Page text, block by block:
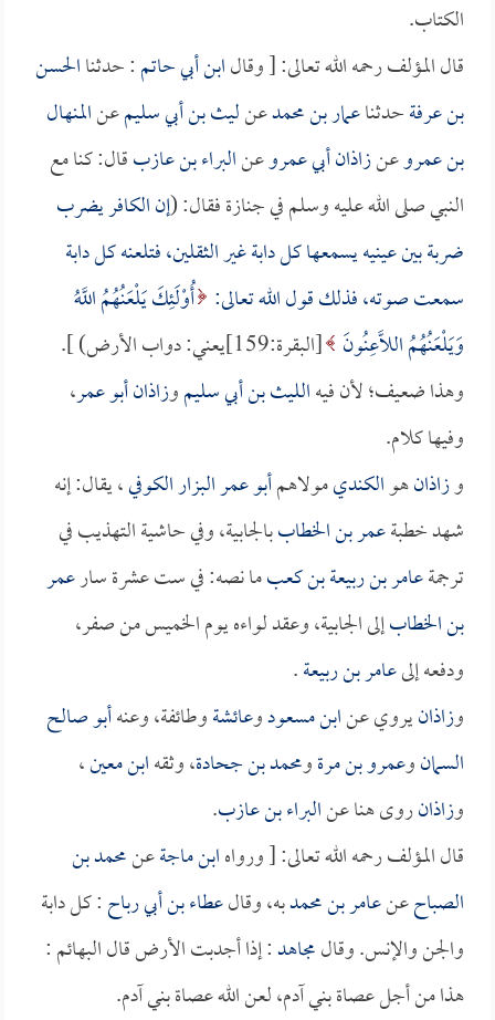
الكتاب.
قال المؤلف رحمه الله تعالى: [ وقالابن أبي حاتم: حدثناالحسن
بن عرفةحدثناعمار بن محمدعنليث بن أبي سليمعنالمنهال
بن عمروعنزاذان أبي عمروعنالبراء بن عازبقال: كنا مع
النبي صلى الله عليه وسلم في جنازة فقال: (إن الكافر يضرب
ضربة بين عينيه يسمعها كل دابة غير الثقلين، فتلعنه كل دابة
سمعت صوته، فذلك قول الله تعالى: أُوْلَئِكَ يَلْعَنُهُمُ اللَّهُ
وَيَلْعَنُهُمُ اللَّاعِنُونَ [البقرة:159]يعني: دواب الأرض) ].
وهذا ضعيف؛ لأن فيهالليث بن أبي سليموزاذان أبو عمر،
وفيها كلام.
وزاذانهوالكنديمولاهمأبو عمر البزار الكوفي، يقال: إنه
شهد خطبةعمر بن الخطاببالجابية، وفي حاشية التهذيب في
ترجمةعامر بن ربيعة بن كعبما نصه: في ست عشرة سارعمر
بن الخطابإلى الجابية، وعقد لواءه يوم الخميس من صفر،
ودفعه إلىعامر بن ربيعة.
وزاذانيروي عنابن مسعودوعائشةوطائفة، وعنهأبو صالح
السمانوعمرو بن مرةومحمد بن جحادة، وثقهابن معين،
وزاذانروى هنا عنالبراء بن عازب.
قال المؤلف رحمه الله تعالى: [ ورواهابن ماجةعنمحمد بن
الصباحعنعامر بن محمدبه، وقالعطاء بن أبي رباح: كل دابة
والجن والإنس. وقالمجاهد: إذا أجدبت الأرض قال البهائم :
هذا من أجل عصاة بني آدم، لعن الله عصاة بني آدم.